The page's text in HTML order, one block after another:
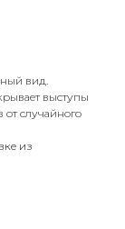
вид.
выступы
от случайного
из